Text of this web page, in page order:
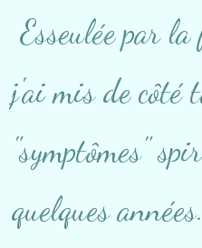
Esseulée par la
j'ai mis de côté
"symptômes"
quelques années.